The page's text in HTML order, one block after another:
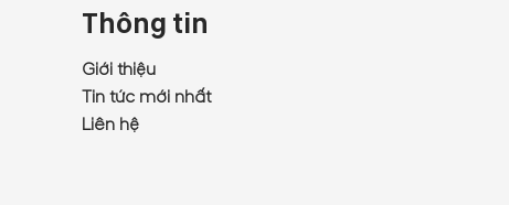
Thông tin
Giới thiệu
Tin tức mới nhất
Liên hệ